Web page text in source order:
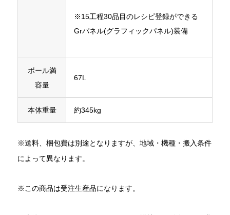
※15工程30品目のレシピ登録ができる
Grパネル(グラフィックパネル)装備
ボール満
容量
67L
本体重量 約345kg
※送料、梱包費は別途となりますが、地域・機種・搬入条件
によって異なります。
※この商品は受注生産品になります。